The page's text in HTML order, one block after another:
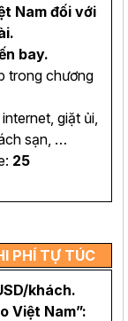
Nam đối với
bay.
trong chương
giặt ủi,
sạn, …
25
PHÍ TỰ TÚC
khách.
Việt Nam”: